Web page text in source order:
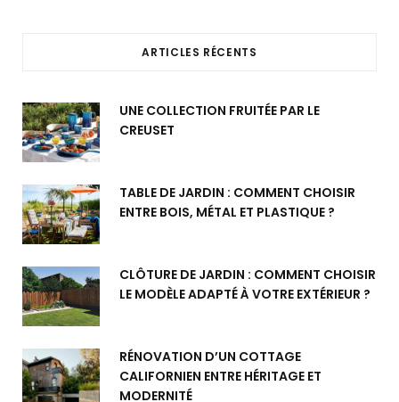
ARTICLES RÉCENTS
UNE COLLECTION FRUITÉE PAR LE
CREUSET
TABLE DE JARDIN : COMMENT CHOISIR
ENTRE BOIS, MÉTAL ET PLASTIQUE ?
CLÔTURE DE JARDIN : COMMENT CHOISIR
LE MODÈLE ADAPTÉ À VOTRE EXTÉRIEUR ?
RÉNOVATION D’UN COTTAGE
CALIFORNIEN ENTRE HÉRITAGE ET
MODERNITÉ